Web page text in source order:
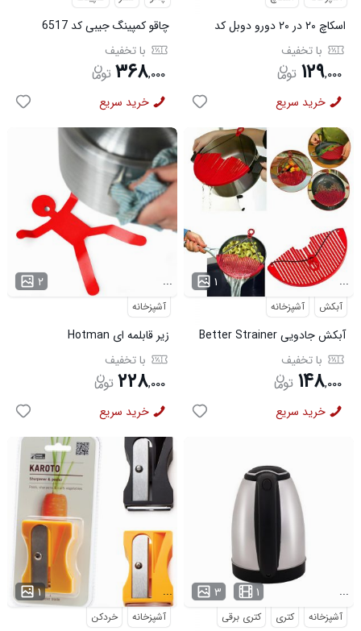
چاقو کمپینگ جیبی کد 6517
با تخفیف
۳۶۸,۰۰۰
خرید سریع
اسکاچ ۲۰ در ۲۰ دورو دوبل کد
6200با تخفیف
۱۲۹,۰۰۰
خرید سریع
۲ ...
آشپزخانه
زیر قابلمه ای Hotman
با تخفیف
۲۲۸,۰۰۰
خرید سریع
۱ ...
آبکش آشپزخانه
آبکش جادویی Better Strainer
با تخفیف
۱۴۸,۰۰۰
خرید سریع
۱ ...
آشپزخانه خردکن
۳ ۱ ...
آشپزخانه کتری کتری برقی